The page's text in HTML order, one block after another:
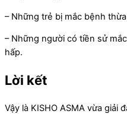
– Những trẻ bị mắc bệnh
– Những người có tiền sử
hấp.
Lời kết
Vậy là KISHO ASMA vừa giải